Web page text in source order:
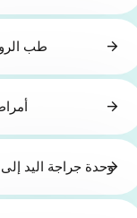
طب
وحدة جراجة اليد